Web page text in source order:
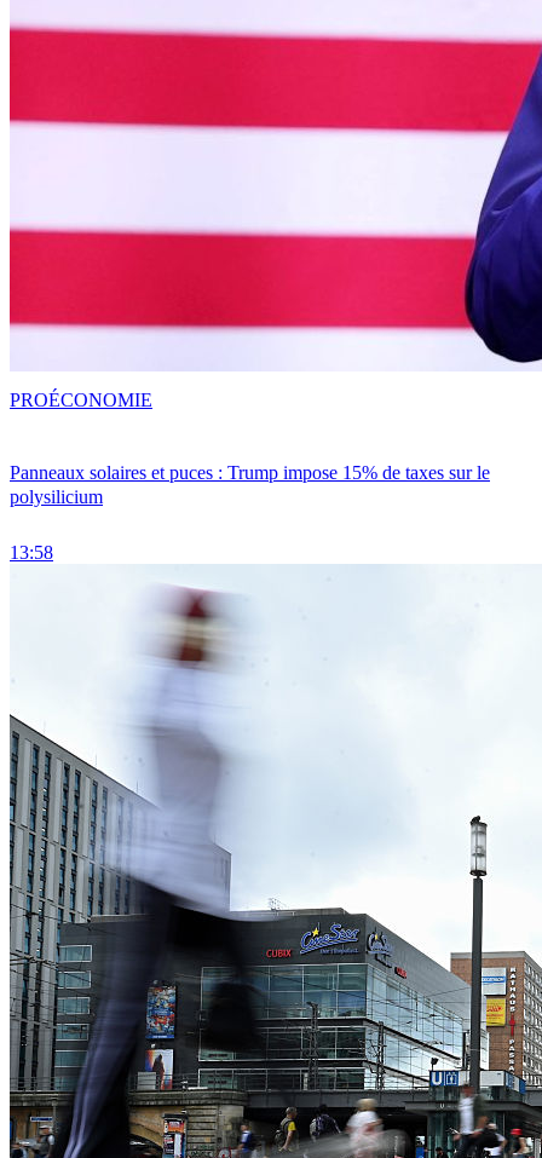
Panneaux solaires et puces : Trump impose 15% de taxes sur le
polysilicium
13:58
PROÉCONOMIE